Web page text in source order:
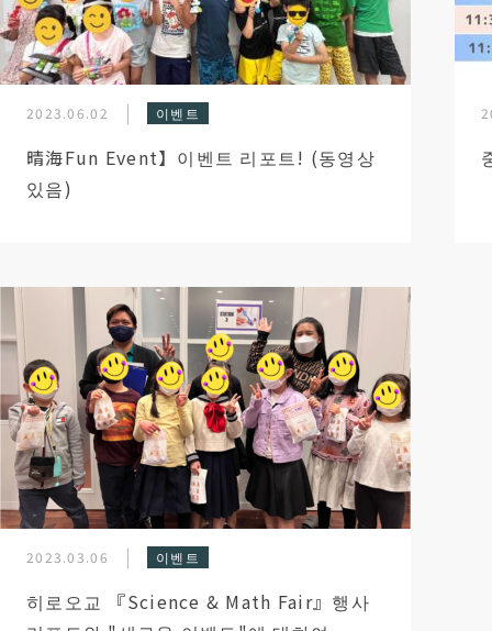
2023.06.02 이벤트
晴海Fun Event】이벤트 리포트! (동영상
있음)
2023.03.06 이벤트
히로오교 『Science & Math Fair』행사